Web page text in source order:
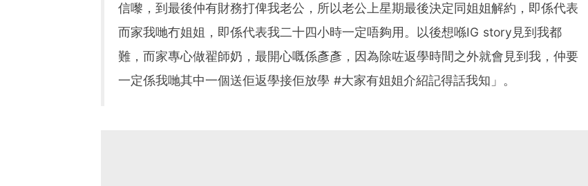
信嚟，到最後仲有財務打俾我老公，所以老公上星期最後決定同姐姐解約，即係代表
而家我哋冇姐姐，即係代表我二十四小時一定唔夠用。以後想喺IG story見到我都
難，而家專心做翟師奶，最開心嘅係彥彥，因為除咗返學時間之外就會見到我，仲要
一定係我哋其中一個送佢返學接佢放學 #大家有姐姐介紹記得話我知」。